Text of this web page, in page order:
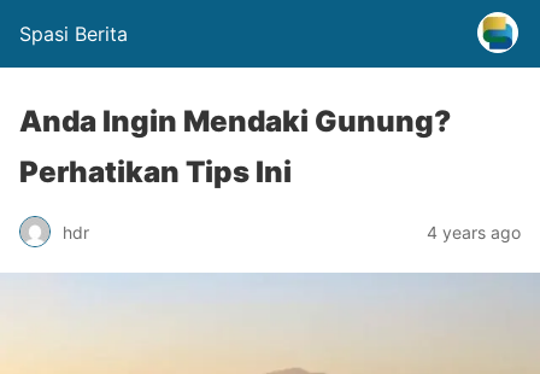
Spasi Berita
Anda Ingin Mendaki Gunung?
Perhatikan Tips Ini
hdr 4 years ago